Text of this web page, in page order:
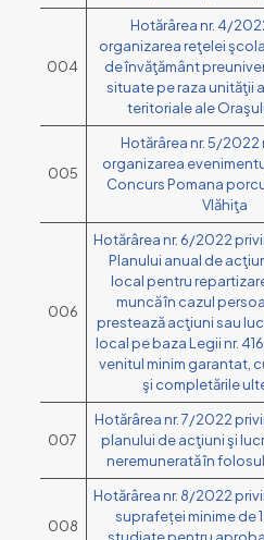
004
Hotărârea nr. 4/
organizarea reţelei
de învăţământ
situate pe raza unităţii
teritoriale ale
005
Hotărârea nr. 5/2022
organizarea
Concurs Pomana
Vlăhiţa
006
Hotărârea nr. 6/2022
Planului anual de
local pentru
muncă în cazul
prestează acţiuni sau
local pe baza Legii nr.
venitul minim garantat,
şi completările
007
Hotărârea nr. 7/2022
planului de acţiuni şi
neremunerată în
008
Hotărârea nr. 8/2022
suprafeței minime de